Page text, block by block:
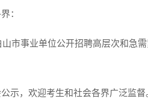
：
山市事业单位公开招聘高层次和急
示，欢迎考生和社会各界广泛监督